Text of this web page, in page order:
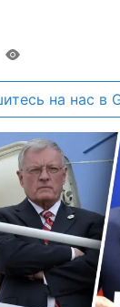
на нас в